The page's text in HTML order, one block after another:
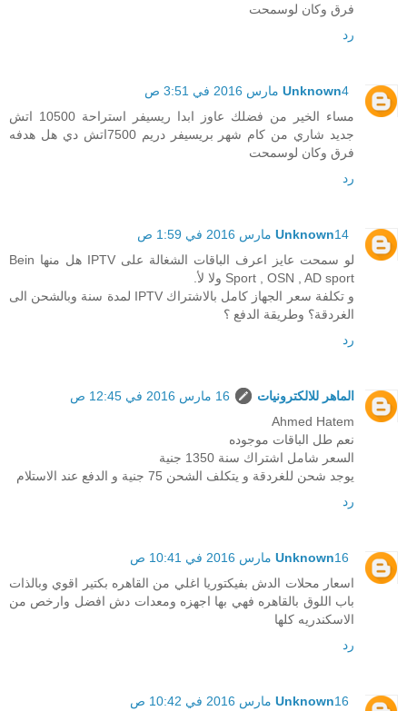
فرق وكان لوسمحت
رد
Unknown4 مارس 2016 في 3:51 ص
مساء الخير من فضلك عاوز ابدا ريسيفر استراحة 10500 اتش
جديد شاري من كام شهر بريسيفر دريم 7500اتش دي هل هدفه
فرق وكان لوسمحت
رد
Unknown14 مارس 2016 في 1:59 ص
لو سمحت عايز اعرف الباقات الشغالة على IPTV هل منها Bein
Sport , OSN , AD sport ولا لأ.
و تكلفة سعر الجهاز كامل بالاشتراك IPTV لمدة سنة وبالشحن الى
الغردقة؟ وطريقة الدفع ؟
رد
الماهر للالكترونيات
16 مارس 2016 في 12:45 ص
Ahmed Hatem
نعم طل الباقات موجوده
السعر شامل اشتراك سنة 1350 جنية
يوجد شحن للغردقة و يتكلف الشحن 75 جنية و الدفع عند الاستلام
رد
Unknown16 مارس 2016 في 10:41 ص
اسعار محلات الدش بفيكتوريا اغلي من القاهره بكتير اقوي وبالذات
باب اللوق بالقاهره فهي بها اجهزه ومعدات دش افضل وارخص من
الاسكندريه كلها
رد
Unknown16 مارس 2016 في 10:42 ص